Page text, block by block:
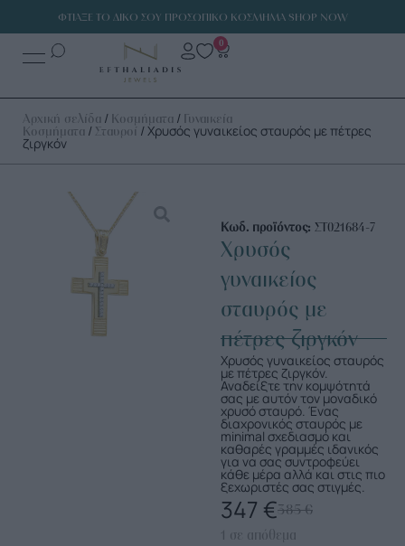
ΦΤΙΑΞΕ ΤΟ ΔΙΚΟ ΣΟΥ ΠΡΟΣΩΠΙΚΟ ΚΟΣΜΗΜΑ SHOP NOW
0
Αρχική σελίδα / Κοσμήματα / Γυναικεία
Κοσμήματα / Σταυροί / Χρυσός γυναικείος σταυρός με πέτρες
ζιργκόν
Κωδ. προϊόντος: ΣΤ021684-7
Χρυσός
γυναικείος
σταυρός με
πέτρες ζιργκόν
Χρυσός γυναικείος σταυρός
με πέτρες ζιργκόν.
Αναδείξτε την κομψότητά
σας με αυτόν τον μοναδικό
χρυσό σταυρό. Ένας
διαχρονικός σταυρός με
minimal σχεδιασμό και
καθαρές γραμμές ιδανικός
για να σας συντροφεύει
κάθε μέρα αλλά και στις πιο
ξεχωριστές σας στιγμές.
385€
347 €
1 σε απόθεμα